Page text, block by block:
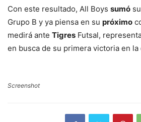
Con este resultado, All Boys sumó su
Grupo B y ya piensa en su próximo
medirá ante Tigres Futsal,
en busca de su primera victoria en la
Screenshot